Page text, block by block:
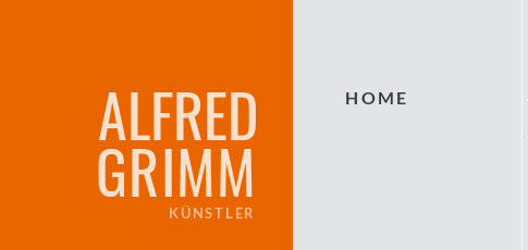
ALFRED
GRIMM
KÜNSTLER
HOME